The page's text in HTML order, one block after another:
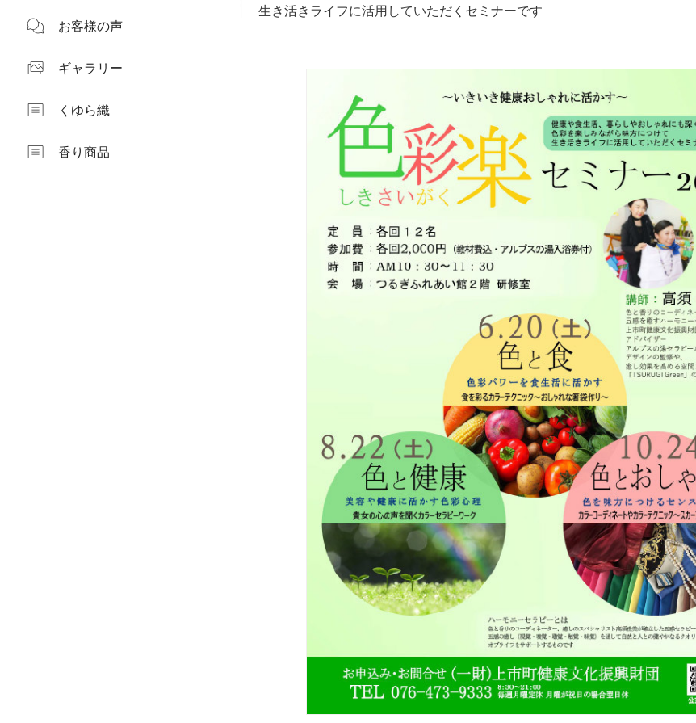
お客様の声
ギャラリー
くゆら織
香り商品
生き活きライフに活用していただくセミナーです